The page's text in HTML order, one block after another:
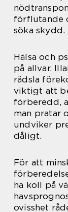
förflutande
söka skydd.
Hälsa och
på allvar.
rädsla
viktigt att
förberedd,
man pratar
undviker
dåligt.
För att
ha koll på
ovisshet